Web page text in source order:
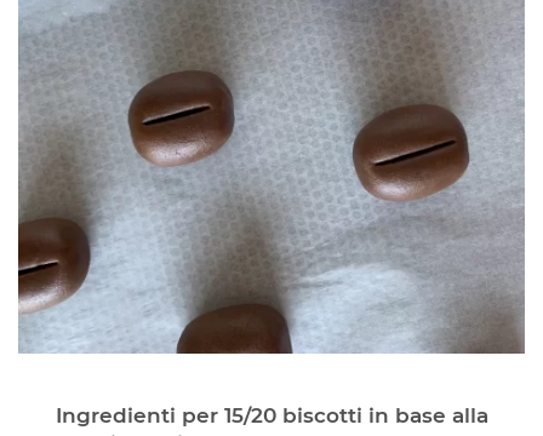
Ingredienti per 15/20 biscotti in base alla